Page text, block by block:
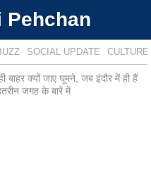
Pehchan
SOCIAL UPDATE
बाहर क्यों जाए घूमने, जब इंदौर में ही हैं
जगह के बारें में